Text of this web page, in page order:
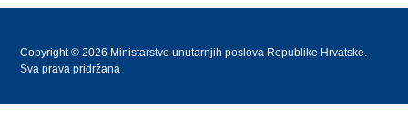
Copyright © 2026 Ministarstvo unutarnjih poslova Republike Hrvatske.
Sva prava pridržana